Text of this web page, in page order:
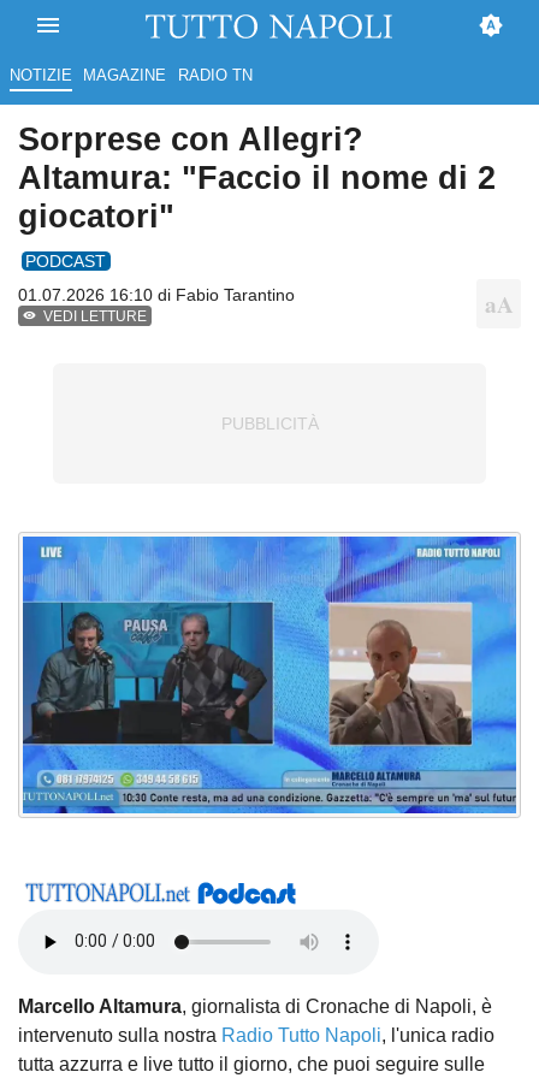
NOTIZIE MAGAZINE RADIO TN
Sorprese con Allegri?
Altamura: "Faccio il nome di 2
giocatori"
PODCAST
01.07.2026 16:10 di Fabio Tarantino
VEDI LETTURE
Marcello Altamura, giornalista di Cronache di Napoli, è
intervenuto sulla nostra Radio Tutto Napoli, l'unica radio
tutta azzurra e live tutto il giorno, che puoi seguire sulle